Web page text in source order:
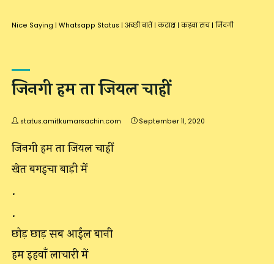
Nice Saying | Whatsapp Status | अच्छी बातें | कटाक्ष | कड़वा सच | जिंदगी
जिनगी हम ता जियल चाहीं
status.amitkumarsachin.com September 11, 2020
जिनगी हम ता जियल चाहीं
खेत बगइचा बाड़ी में
.
.
छोड़ छाड़ सब आईल बानी
हम इहवाँ लाचारी में